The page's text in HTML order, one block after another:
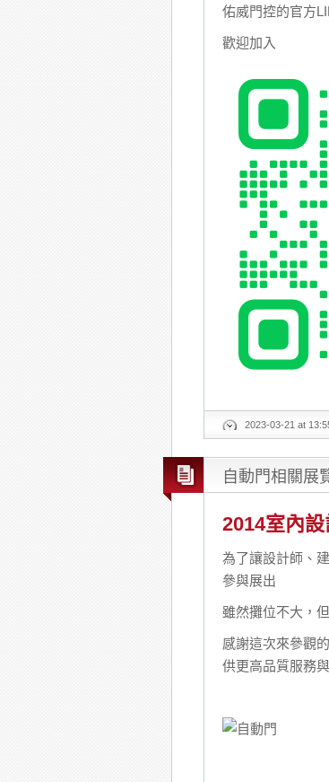
佑威門控的官方
歡迎加入
2023-03-21 at
自動門相關展
2014室內
為了讓設計師、
參與展出
雖然攤位不大，
感謝這次來參觀
供更高品質服務